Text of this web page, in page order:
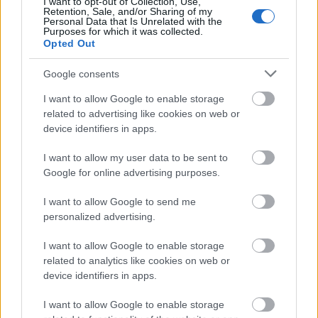
Retention, Sale, and/or Sharing of my
Personal Data that Is Unrelated with the
Purposes for which it was collected.
Opted Out
Google consents
I want to allow Google to enable storage
related to advertising like cookies on web or
device identifiers in apps.
I want to allow my user data to be sent to
Google for online advertising purposes.
I want to allow Google to send me
personalized advertising.
I want to allow Google to enable storage
related to analytics like cookies on web or
device identifiers in apps.
I want to allow Google to enable storage
Szólj hozzá!
A hozzászóláshoz be kell lépned!
VAGY